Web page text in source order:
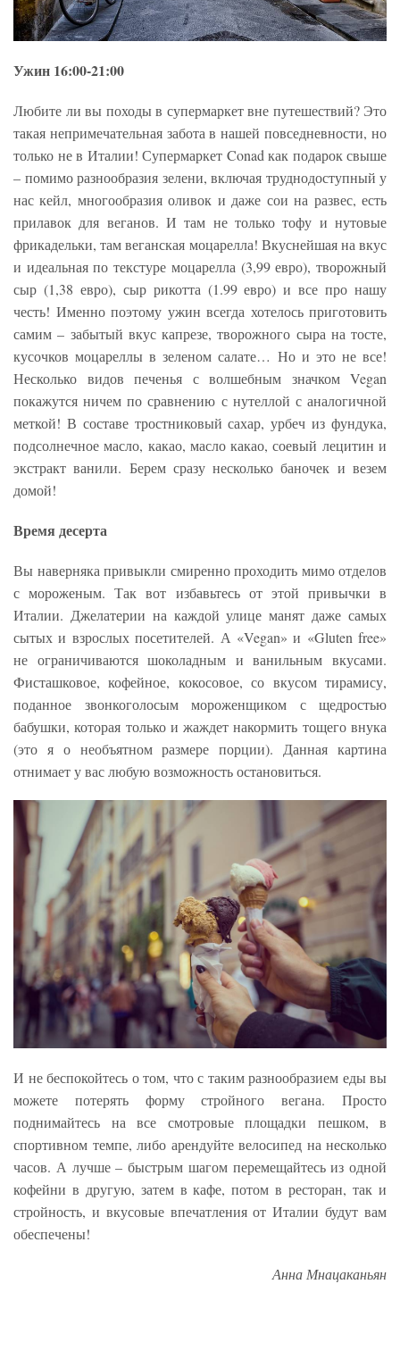
Ужин 16:00-21:00
Любите ли вы походы в супермаркет вне путешествий? Это
такая непримечательная забота в нашей повседневности, но
только не в Италии! Супермаркет Conad как подарок свыше
– помимо разнообразия зелени, включая труднодоступный у
нас кейл, многообразия оливок и даже сои на развес, есть
прилавок для веганов. И там не только тофу и нутовые
фрикадельки, там веганская моцарелла! Вкуснейшая на вкус
и идеальная по текстуре моцарелла (3,99 евро), творожный
сыр (1,38 евро), сыр рикотта (1.99 евро) и все про нашу
честь! Именно поэтому ужин всегда хотелось приготовить
самим – забытый вкус капрезе, творожного сыра на тосте,
кусочков моцареллы в зеленом салате… Но и это не все!
Несколько видов печенья с волшебным значком Vegan
покажутся ничем по сравнению с нутеллой с аналогичной
меткой! В составе тростниковый сахар, урбеч из фундука,
подсолнечное масло, какао, масло какао, соевый лецитин и
экстракт ванили. Берем сразу несколько баночек и везем
домой!
Время десерта
Вы наверняка привыкли смиренно проходить мимо отделов
с мороженым. Так вот избавьтесь от этой привычки в
Италии. Джелатерии на каждой улице манят даже самых
сытых и взрослых посетителей. А «Vegan» и «Gluten free»
не ограничиваются шоколадным и ванильным вкусами.
Фисташковое, кофейное, кокосовое, со вкусом тирамису,
поданное звонкоголосым мороженщиком с щедростью
бабушки, которая только и жаждет накормить тощего внука
(это я о необъятном размере порции). Данная картина
отнимает у вас любую возможность остановиться.
И не беспокойтесь о том, что с таким разнообразием еды вы
можете потерять форму стройного вегана. Просто
поднимайтесь на все смотровые площадки пешком, в
спортивном темпе, либо арендуйте велосипед на несколько
часов. А лучше – быстрым шагом перемещайтесь из одной
кофейни в другую, затем в кафе, потом в ресторан, так и
стройность, и вкусовые впечатления от Италии будут вам
обеспечены!
Анна Мнацаканьян